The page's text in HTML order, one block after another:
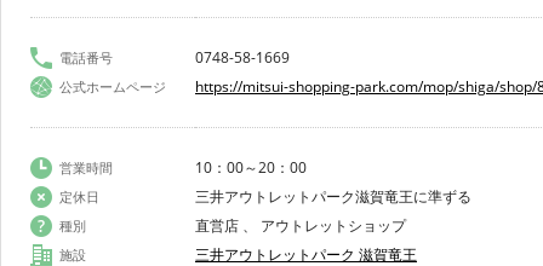
電話番号 0748-58-1669
公式ホームページ https://mitsui-shopping-park.com/mop/shiga/shop/
営業時間 10：00～20：00
定休日 三井アウトレットパーク滋賀竜王に準ずる
種別 直営店 、 アウトレットショップ
施設 三井アウトレットパーク 滋賀竜王